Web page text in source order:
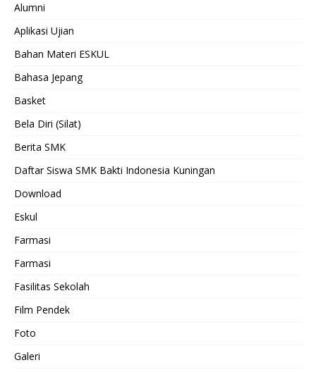
Alumni
Aplikasi Ujian
Bahan Materi ESKUL
Bahasa Jepang
Basket
Bela Diri (Silat)
Berita SMK
Daftar Siswa SMK Bakti Indonesia Kuningan
Download
Eskul
Farmasi
Farmasi
Fasilitas Sekolah
Film Pendek
Foto
Galeri